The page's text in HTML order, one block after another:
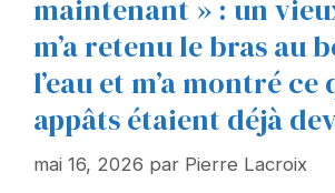
maintenant » : un
m’a retenu le bras au
l’eau et m’a montré ce
appâts étaient déjà
mai 16, 2026 par Pierre Lacroix